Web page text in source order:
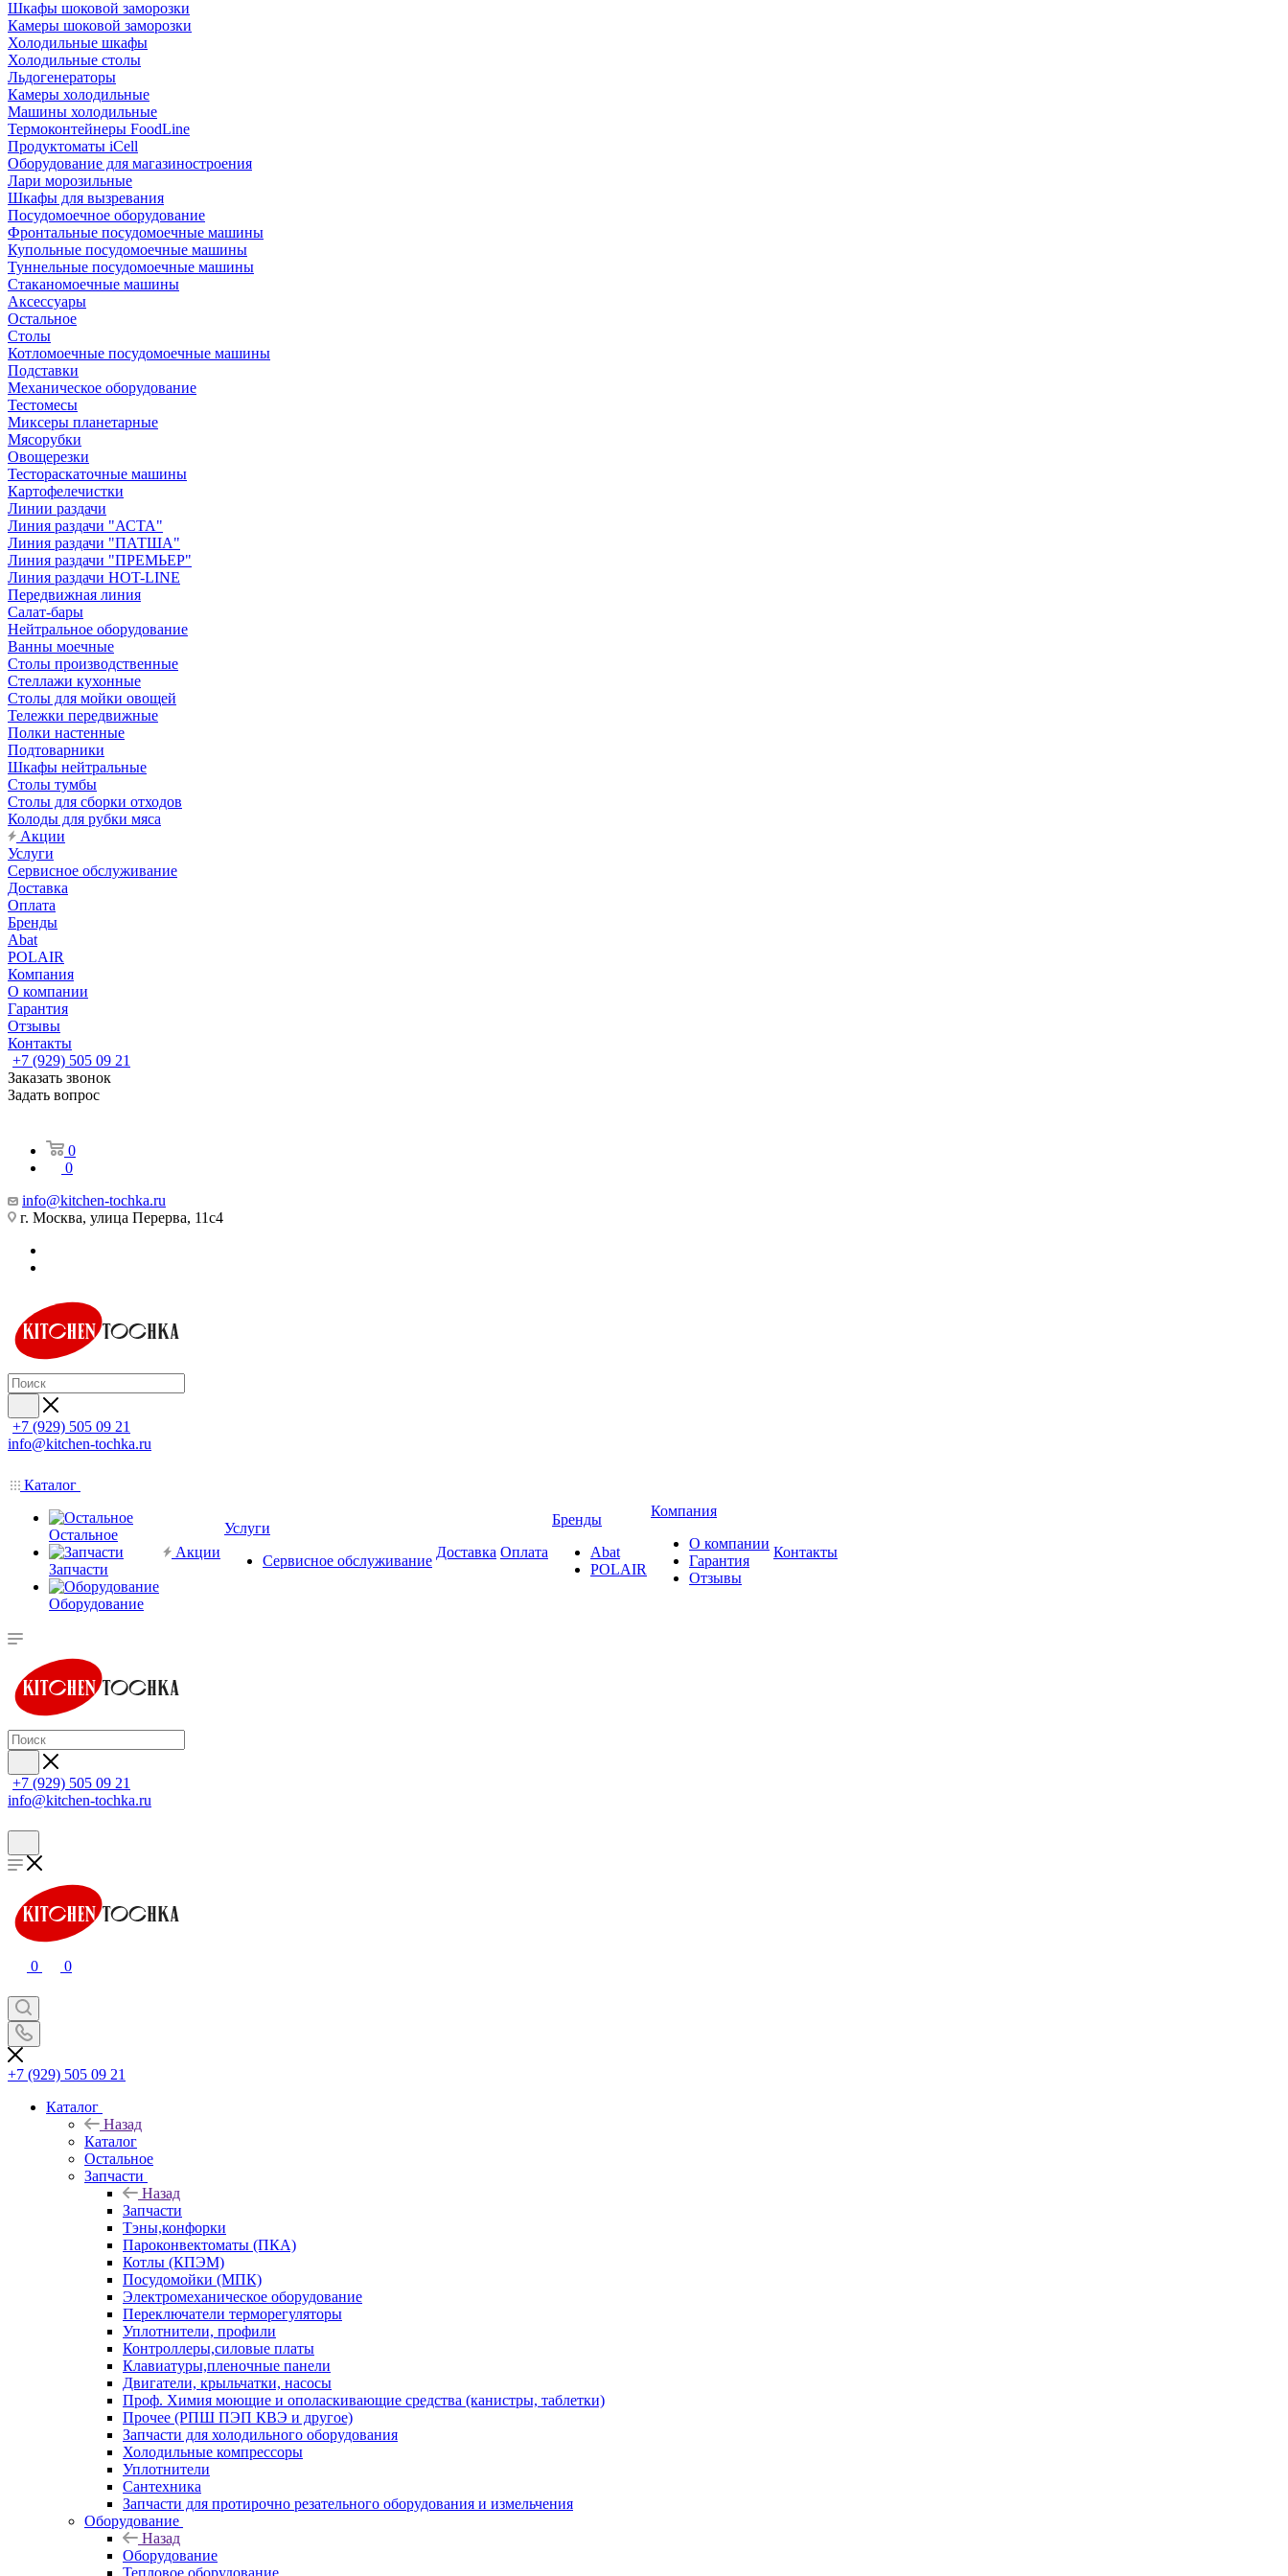
Шкафы шоковой заморозки
Камеры шоковой заморозки
Холодильные шкафы
Холодильные столы
Льдогенераторы
Камеры холодильные
Машины холодильные
Термоконтейнеры FoodLine
Продуктоматы iCell
Оборудование для магазиностроения
Лари морозильные
Шкафы для вызревания
Посудомоечное оборудование
Фронтальные посудомоечные машины
Купольные посудомоечные машины
Туннельные посудомоечные машины
Стаканомоечные машины
Аксессуары
Остальное
Столы
Котломоечные посудомоечные машины
Подставки
Механическое оборудование
Тестомесы
Миксеры планетарные
Мясорубки
Овощерезки
Тестораскаточные машины
Картофелечистки
Линии раздачи
Линия раздачи "АСТА"
Линия раздачи "ПАТША"
Линия раздачи "ПРЕМЬЕР"
Линия раздачи HOT-LINE
Передвижная линия
Салат-бары
Нейтральное оборудование
Ванны моечные
Столы производственные
Стеллажи кухонные
Столы для мойки овощей
Тележки передвижные
Полки настенные
Подтоварники
Шкафы нейтральные
Столы тумбы
Столы для сборки отходов
Колоды для рубки мяса
Акции
Услуги
Сервисное обслуживание
Доставка
Оплата
Бренды
Abat
POLAIR
Компания
О компании
Гарантия
Отзывы
Контакты
+7 (929) 505 09 21
Заказать звонок
Задать вопрос
0
0
info@kitchen-tochka.ru
г. Москва, улица Перерва, 11с4
+7 (929) 505 09 21
info@kitchen-tochka.ru
Каталог
Остальное
Запчасти
Оборудование
Акции
Услуги
Сервисное обслуживание
Доставка Оплата
Бренды
Abat
POLAIR
Компания
О компании
Гарантия
Отзывы
Контакты
+7 (929) 505 09 21
info@kitchen-tochka.ru
0 0
+7 (929) 505 09 21
Каталог
Назад
Каталог
Остальное
Запчасти
Назад
Запчасти
Тэны,конфорки
Пароконвектоматы (ПКА)
Котлы (КПЭМ)
Посудомойки (МПК)
Электромеханическое оборудование
Переключатели терморегуляторы
Уплотнители, профили
Контроллеры,силовые платы
Клавиатуры,пленочные панели
Двигатели, крыльчатки, насосы
Проф. Химия моющие и ополаскивающие средства (канистры, таблетки)
Прочее (РПШ ПЭП КВЭ и другое)
Запчасти для холодильного оборудования
Холодильные компрессоры
Уплотнители
Сантехника
Запчасти для протирочно резательного оборудования и измельчения
Оборудование
Назад
Оборудование
Тепловое оборудование